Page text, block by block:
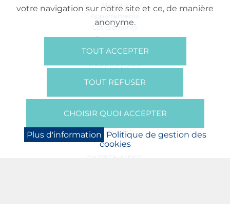
Maisons
Appartements
Lotissements
Commerces
Bureaux
RÉFÉRENCES
SUR NOUS
Presse
BOOKING
NEWS
PARTENAIRES
votre navigation sur notre site et ce, de manière
anonyme.
TOUT ACCEPTER
TOUT REFUSER
CHOISIR QUOI ACCEPTER
Plus d'information Politique de gestion des
cookies